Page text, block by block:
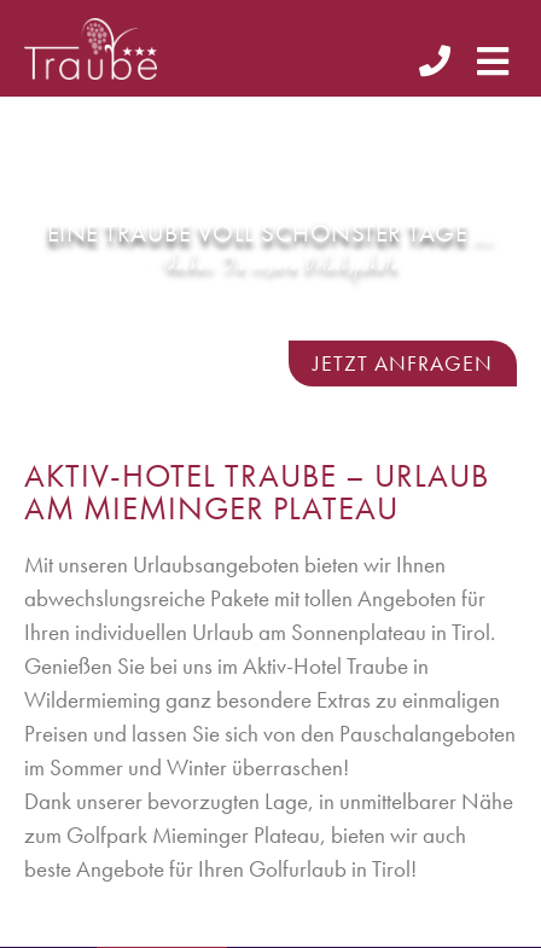
EINE TRAUBE VOLL SCHÖNSTER TAGE ...
Urlaubspakete
JETZT ANFRAGEN
AKTIV-HOTEL TRAUBE – URLAUB
AM MIEMINGER PLATEAU
Mit unseren Urlaubsangeboten bieten wir Ihnen
abwechslungsreiche Pakete mit tollen Angeboten für
Ihren individuellen Urlaub am Sonnenplateau in Tirol.
Genießen Sie bei uns im Aktiv-Hotel Traube in
Wildermieming ganz besondere Extras zu einmaligen
Preisen und lassen Sie sich von den Pauschalangeboten
im Sommer und Winter überraschen!
Dank unserer bevorzugten Lage, in unmittelbarer Nähe
zum Golfpark Mieminger Plateau, bieten wir auch
beste Angebote für Ihren Golfurlaub in Tirol!